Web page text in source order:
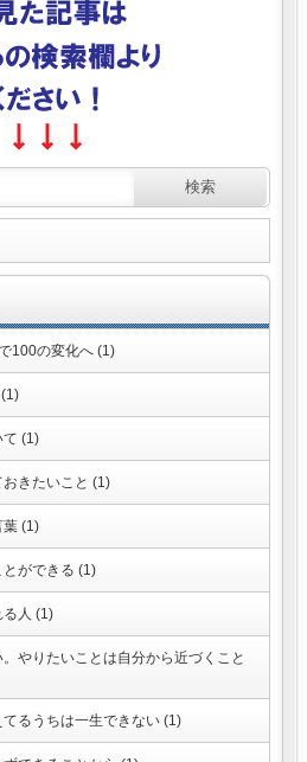
100の変化へ (1)
て (1)
きたいこと (1)
葉 (1)
ができる (1)
る人 (1)
やりたいことは自分から近づくこと
るうちは一生できない (1)